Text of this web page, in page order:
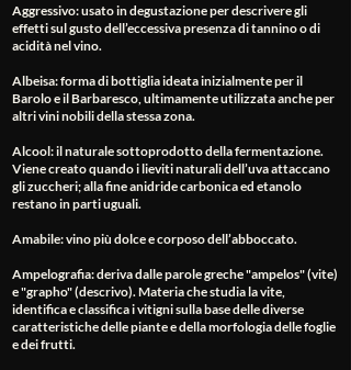
Aggressivo: usato in degustazione per descrivere gli
effetti sul gusto dell’eccessiva presenza di tannino o di
acidità nel vino.
Albeisa: forma di bottiglia ideata inizialmente per il
Barolo e il Barbaresco, ultimamente utilizzata anche per
altri vini nobili della stessa zona.
Alcool: il naturale sottoprodotto della fermentazione.
Viene creato quando i lieviti naturali dell’uva attaccano
gli zuccheri; alla fine anidride carbonica ed etanolo
restano in parti uguali.
Amabile: vino più dolce e corposo dell’abboccato.
Ampelografia: deriva dalle parole greche "ampelos" (vite)
e "grapho" (descrivo). Materia che studia la vite,
identifica e classifica i vitigni sulla base delle diverse
caratteristiche delle piante e della morfologia delle foglie
e dei frutti.